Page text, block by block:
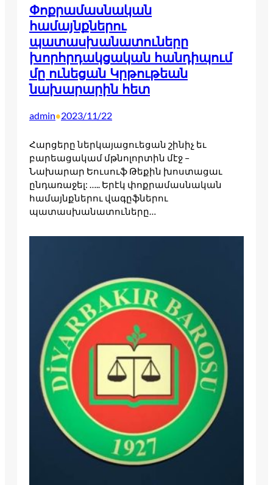
Փոքրամասնական
համայնքներու
պատասխանատուները
խորհրդակցական հանդիպում
մը ունեցան Կրթութեան
նախարարին հետ
admin•2023/11/22
Հարցերը ներկայացուեցան շինիչ եւ
բարեացակամ մթնոլորտին մէջ –
Նախարար Եուսուֆ Թեքին խոստացաւ
ընդառաջել: ….. Երէկ փոքրամասնական
համայնքներու վագըֆներու
պատասխանատուները…